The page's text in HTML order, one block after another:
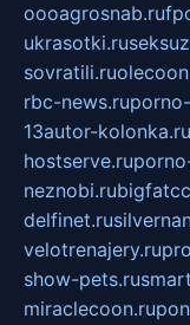
oooagrosnab.ru
ukrasotki.ru
sovratili.ru
rbc-news.ru
13autor-kolonka.ru
hostserve.ru
neznobi.ru
delfinet.ru
velotrenajery.ru
show-pets.ru
miraclecoon.ru